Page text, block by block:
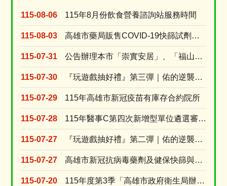
圖
片:
中
聯
問
題
油
品
專
區
115-08-06 115年8月份飲食營養諮詢站服務時間
115-08-03 高雄市藥局販售COVID-19快篩試劑名單 (115年8月3日上午10時調查)
115-07-31 公告辦理本市「崇實安居」、「福山安居」、「鳳誠安居」、「鳳松安居」、「美都安居」、「岡山社宅....
115-07-30 『玩遊戲抽好禮』第三彈｜佑的逆襲：代謝升級！
115-07-29 115年高雄市新冠疫苗有庫存合約院所
115-07-28 115年醫事C第四次新增型單位遴選審查結果
115-07-27 『玩遊戲抽好禮』第二彈｜佑的逆襲：拒檳行動！
115-07-27 高雄市新冠抗病毒藥劑及健保快篩與自費快篩醫療院所名單
115-07-20 115年度第3季「高雄市政府衛生局辦理長期照顧十年計畫3.0居家式照顧暨喘息服務特約審查」